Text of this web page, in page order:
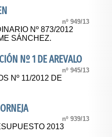
nº 949/13
Nº 873/2012
SÁNCHEZ.
Nº 1 DE AREVALO
nº 945/13
Nº 11/2012 DE
nº 939/13
2013